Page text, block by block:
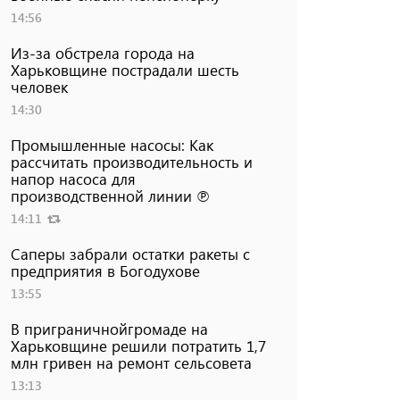
14:56
Из-за обстрела города на
Харьковщине пострадали шесть
человек
14:30
Промышленные насосы: Как
рассчитать производительность и
напор насоса для
производственной линии ℗
14:11
Саперы забрали остатки ракеты с
предприятия в Богодухове
13:55
В приграничнойгромаде на
Харьковщине решили потратить 1,7
млн ​​гривен на ремонт сельсовета
13:13